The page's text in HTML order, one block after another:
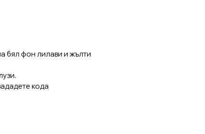
бял фон лилави и жълти
кода